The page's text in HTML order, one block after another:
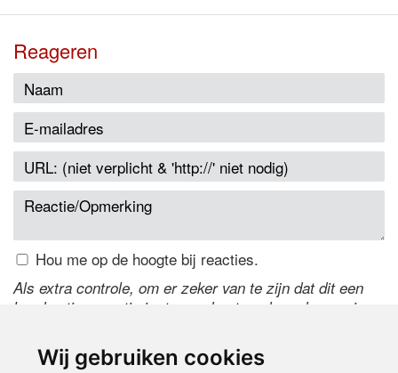
Wij gebruiken cookies
Reageren
Hou me op de hoogte bij reacties.
Als extra controle, om er zeker van te zijn dat dit een
handmatige reactie is, typ onderstaande code over in
de code te wijzigen.